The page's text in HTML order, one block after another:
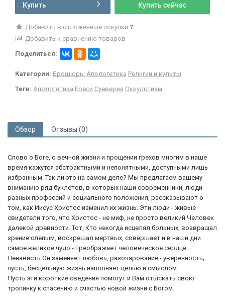
Купить Купить сейчас
Добавить в отложенные покупки
Добавить к сравнению товаров
Поделиться:
Категории: Брошюры Апологетика Религии и культы
Теги: Апологетика Ереси Суеверия Оккультизм
Обзор Отзывы (0)
Слово о Боге, о вечной жизни и прощении грехов многим в наше
время кажутся абстрактными и непонятными, доступными лишь
избранным. Так ли это на самом деле? Мы предлагаем вашему
вниманию ряд буклетов, в которых наши современники, люди
разных профессий и социального положения, рассказывают о
том, как Иисус Христос изменил их жизнь. Эти люди - живые
свидетели того, что Христос - не миф, не просто великий Человек
далекой древности. Тот, Кто некогда исцелял больных, возвращал
зрение слепым, воскрешал мертвых, совершает и в наши дни
самое великое чудо - преображает человеческое сердце.
Ненависть Он заменяет любовь, разочарование - уверенность;
пусть, бесцельную жизнь наполняет целью и смыслом.
Пусть эти короткие сведения помогут и Вам отыскать свою
тропинку к спасению и счастью новой жизни с Богом.